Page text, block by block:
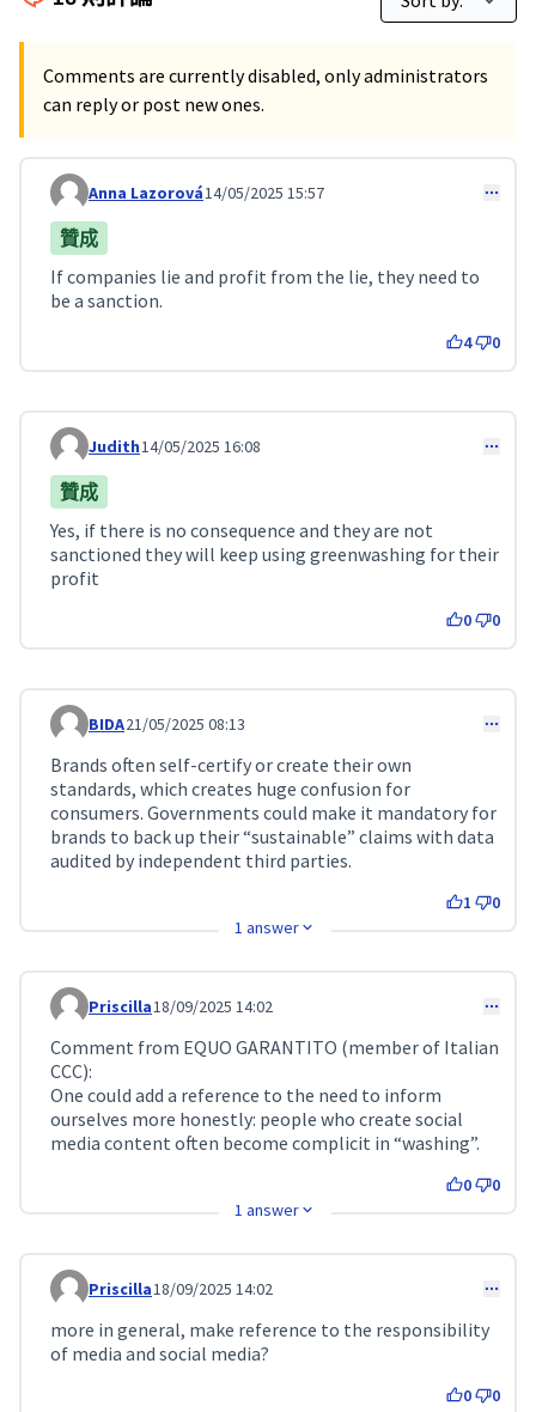
Comments are currently disabled, only administrators
can reply or post new ones.
Comment 125
Anna Lazorová14/05/2025 15:57
贊成
If companies lie and profit from the lie, they need to
be a sanction.
4 0
Comment 160
Judith14/05/2025 16:08
贊成
Yes, if there is no consequence and they are not
sanctioned they will keep using greenwashing for their
profit
0 0
Comment 187
BIDA21/05/2025 08:13
Brands often self-certify or create their own
standards, which creates huge confusion for
consumers. Governments could make it mandatory for
brands to back up their “sustainable” claims with data
audited by independent third parties.
1
0
1 answer
Comment 295
Priscilla18/09/2025 14:02
Comment from EQUO GARANTITO (member of Italian
CCC):
One could add a reference to the need to inform
ourselves more honestly: people who create social
media content often become complicit in “washing”.
0
0
1 answer
Comment 296
Priscilla18/09/2025 14:02
more in general, make reference to the responsibility
of media and social media?
0 0